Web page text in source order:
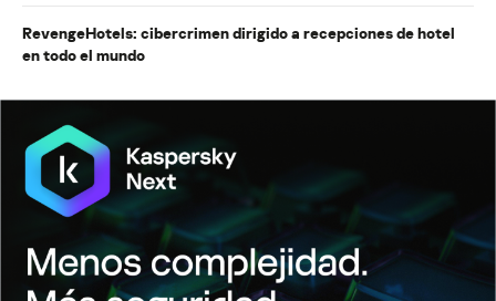
RevengeHotels: cibercrimen dirigido a recepciones de hotel
en todo el mundo